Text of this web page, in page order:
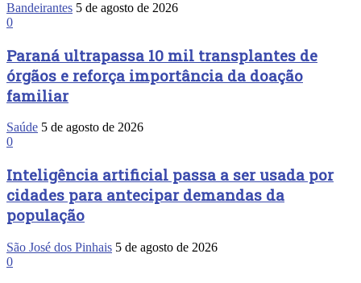
Bandeirantes 5 de agosto de 2026
0
Paraná ultrapassa 10 mil transplantes de
órgãos e reforça importância da doação
familiar
Saúde 5 de agosto de 2026
0
Inteligência artificial passa a ser usada por
cidades para antecipar demandas da
população
São José dos Pinhais 5 de agosto de 2026
0